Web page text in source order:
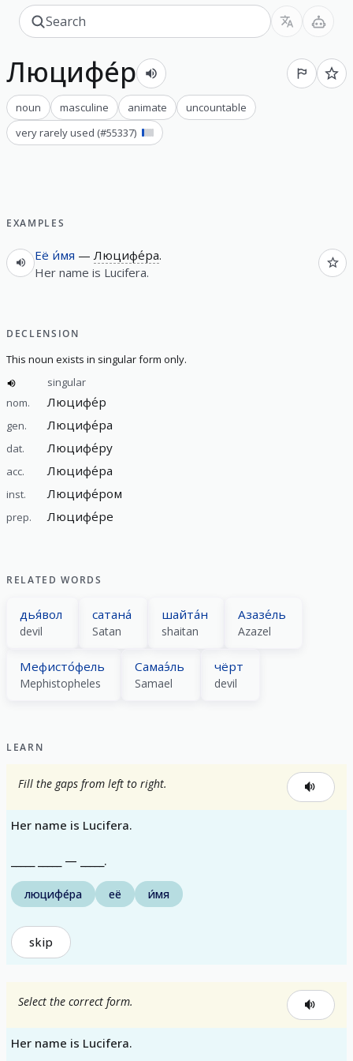
Люцифе́р
noun masculine animate
uncountable
very rarely used (#55337)
EXAMPLES
Её и́мя — Люцифе́ра.
Her name is Lucifera.
DECLENSION
This noun exists in singular form only.
singular
nom.
Люцифе́р
gen. Люцифе́ра
dat. Люцифе́ру
acc. Люцифе́ра
inst. Люцифе́ром
prep. Люцифе́ре
RELATED WORDS
дья́вол
devil
сатана́
Satan
шайта́н
shaitan
Азазе́ль
Azazel
Мефисто́фель
Mephistopheles
Самаэ́ль
Samael
чёрт
devil
LEARN
Fill the gaps from left to right.
Her name is Lucifera.
_____ _____ — _____.
люцифе́ра её и́мя
skip
Select the correct form.
Her name is Lucifera.